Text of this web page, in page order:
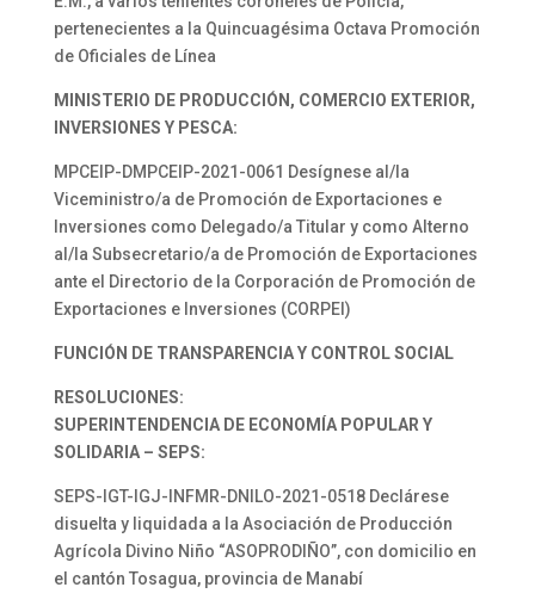
pertenecientes a la Quincuagésima Octava Promoción
de Oficiales de Línea
MINISTERIO DE PRODUCCIÓN, COMERCIO EXTERIOR,
INVERSIONES Y PESCA:
MPCEIP-DMPCEIP-2021-0061 Desígnese al/la
Viceministro/a de Promoción de Exportaciones e
Inversiones como Delegado/a Titular y como Alterno
al/la Subsecretario/a de Promoción de Exportaciones
ante el Directorio de la Corporación de Promoción de
Exportaciones e Inversiones (CORPEI)
FUNCIÓN DE TRANSPARENCIA Y CONTROL SOCIAL
RESOLUCIONES:
SUPERINTENDENCIA DE ECONOMÍA POPULAR Y
SOLIDARIA – SEPS:
SEPS-IGT-IGJ-INFMR-DNILO-2021-0518 Declárese
disuelta y liquidada a la Asociación de Producción
Agrícola Divino Niño “ASOPRODIÑO”, con domicilio en
el cantón Tosagua, provincia de Manabí